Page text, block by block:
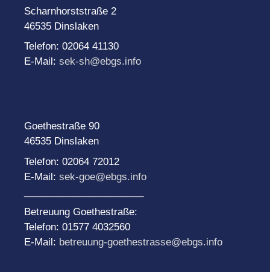
Scharnhorststraße 2
46535 Dinslaken
Telefon: 02064 41130
E-Mail: sek-sh@ebgs.info
Goethestraße 90
46535 Dinslaken
Telefon: 02064 72012
E-Mail: sek-goe@ebgs.info
Betreuung Goethestraße:
Telefon: 01577 4032560
E-Mail: betreuung-goethestrasse@ebgs.info